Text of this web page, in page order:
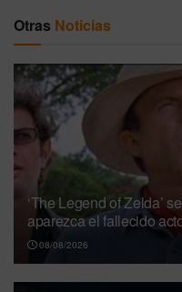
Otras Noticias
‘The Legend of Zelda’
aparezca el fallecido
08/08/2026